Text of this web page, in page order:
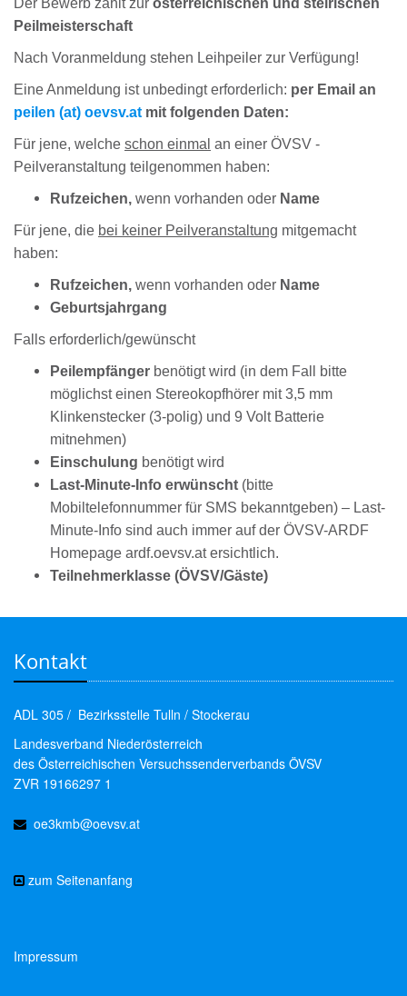
Der Bewerb zählt zur österreichischen und steirischen
Peilmeisterschaft
Nach Voranmeldung stehen Leihpeiler zur Verfügung!
Eine Anmeldung ist unbedingt erforderlich: per Email an
peilen (at) oevsv.at mit folgenden Daten:
Für jene, welche schon einmal an einer ÖVSV -
Peilveranstaltung teilgenommen haben:
Rufzeichen, wenn vorhanden oder Name
Für jene, die bei keiner Peilveranstaltung mitgemacht
haben:
Rufzeichen, wenn vorhanden oder Name
Geburtsjahrgang
Falls erforderlich/gewünscht
Peilempfänger benötigt wird (in dem Fall bitte
möglichst einen Stereokopfhörer mit 3,5 mm
Klinkenstecker (3-polig) und 9 Volt Batterie
mitnehmen)
Einschulung benötigt wird
Last-Minute-Info erwünscht (bitte
Mobiltelefonnummer für SMS bekanntgeben) – Last-
Minute-Info sind auch immer auf der ÖVSV-ARDF
Homepage ardf.oevsv.atersichtlich.
Teilnehmerklasse (ÖVSV/Gäste)
Kontakt
ADL 305 / Bezirksstelle Tulln / Stockerau
Landesverband Niederösterreich
des Österreichischen Versuchssenderverbands ÖVSV
ZVR 19166297 1
oe3kmb@oevsv.at
zum Seitenanfang
Impressum